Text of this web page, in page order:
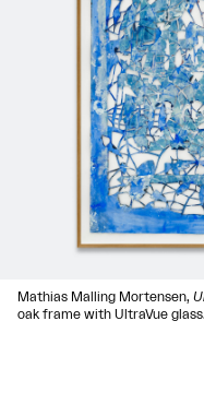
Mathias Malling Mortensen,
oak frame with UltraVue